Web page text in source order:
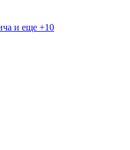
и еще +10